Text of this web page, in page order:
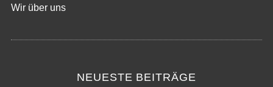
Wir über uns
NEUESTE BEITRÄGE